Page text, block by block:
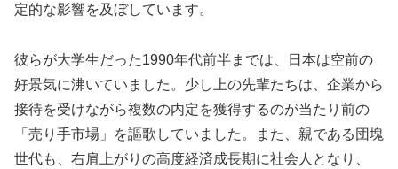
定的な影響を及ぼしています。
彼らが大学生だった1990年代前半までは、日本は空前の
好景気に沸いていました。少し上の先輩たちは、企業から
接待を受けながら複数の内定を獲得するのが当たり前の
「売り手市場」を謳歌していました。また、親である団塊
世代も、右肩上がりの高度経済成長期に社会人となり、